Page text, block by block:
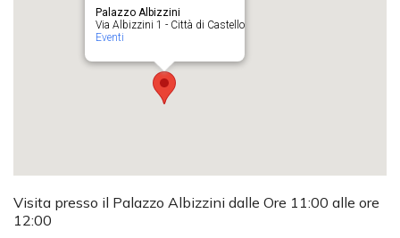
Palazzo Albizzini
Via Albizzini 1 - Città di Castello
Eventi
Visita presso il Palazzo Albizzini dalle Ore 11:00 alle ore
12:00